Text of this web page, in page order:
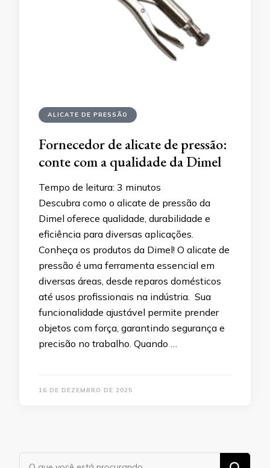
ALICATE DE PRESSÃO
Fornecedor de alicate de pressão:
conte com a qualidade da Dimel
Tempo de leitura: 3 minutos
Descubra como o alicate de pressão da
Dimel oferece qualidade, durabilidade e
eficiência para diversas aplicações.
Conheça os produtos da Dimel! O alicate de
pressão é uma ferramenta essencial em
diversas áreas, desde reparos domésticos
até usos profissionais na indústria. Sua
funcionalidade ajustável permite prender
objetos com força, garantindo segurança e
precisão no trabalho. Quando …
16 DE DEZEMBRO DE 2025
Procurando